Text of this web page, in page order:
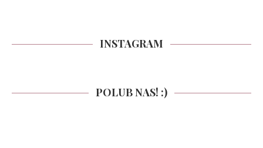
INSTAGRAM
POLUB NAS! :)